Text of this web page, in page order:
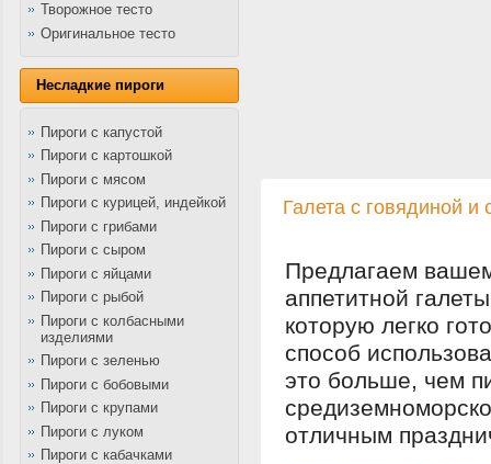
Творожное тесто
Оригинальное тесто
Несладкие пироги
Пироги с капустой
Пироги с картошкой
Пироги с мясом
Пироги с курицей, индейкой
Пироги с грибами
Пироги с сыром
Пироги с яйцами
Пироги с рыбой
Пироги с колбасными
изделиями
Пироги с зеленью
Пироги с бобовыми
Пироги с крупами
Пироги с луком
Пироги с кабачками
Галета с говядиной
Предлагаем
аппетитной
которую легко
способ
это больше, чем
отличным